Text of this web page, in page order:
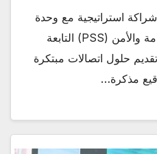
استراتيجية مع وحدة
الأعمال الخاصة بالسلامة العامة والأمن (PSS) التابعة
حلول اتصالات مبتكرة
مذكرة…